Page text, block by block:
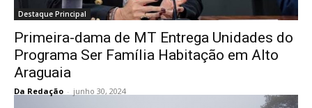
Destaque Principal
Primeira-dama de MT Entrega Unidades do
Programa Ser Família Habitação em Alto
Araguaia
Da Redação - junho 30, 2024